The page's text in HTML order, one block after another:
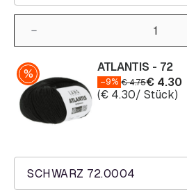
SCHWARZ 72.0004
ATLANTIS - 72
–9% €4.75€ 4.30
(€ 4.30/ Stück)